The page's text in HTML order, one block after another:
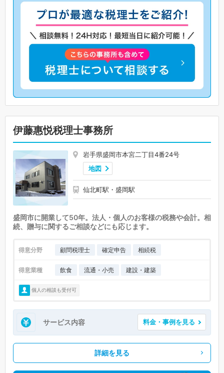
伊藤惠悦税理士事務所
岩手県盛岡市本宮二丁目4番24号
地図
仙北町駅・盛岡駅
盛岡市に開業して50年。法人・個人のお客様の税務や会計。相
続、贈与に関するご相談などにも応じます。
得意分野 顧問税理士 確定申告 相続税
得意業種 飲食 流通・小売 建設・建築
個人の相談も受付可
サービス内容 料金・事例を見る
詳細を見る